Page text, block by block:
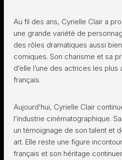
Au fil des ans, Cyrielle Clair a
une grande variété de
des rôles dramatiques aussi
comiques. Son charisme et sa
d’elle l’une des actrices les
français.
Aujourd’hui, Cyrielle Clair
l’industrie cinématographique.
un témoignage de son talent et
art. Elle reste une figure
français et son héritage